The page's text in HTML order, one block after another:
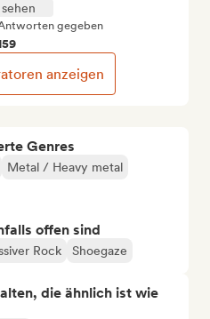
Genres
Metal / Heavy metal
offen sind
Rock Shoegaze
die ähnlich ist wie
gegeben
anzeigen